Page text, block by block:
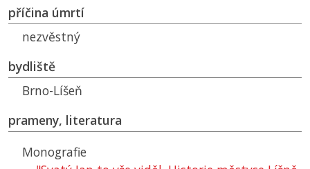
příčina úmrtí
nezvěstný
bydliště
Brno-Líšeň
prameny, literatura
Monografie